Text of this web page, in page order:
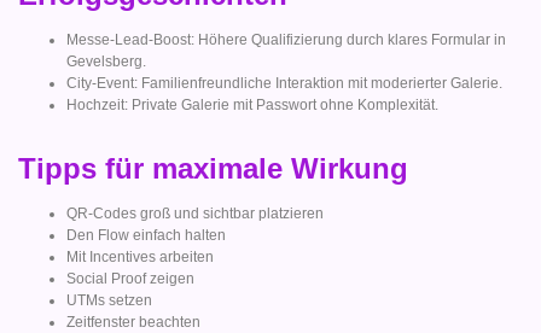
Messe-Lead-Boost: Höhere Qualifizierung durch klares Formular in
Gevelsberg.
City-Event: Familienfreundliche Interaktion mit moderierter Galerie.
Hochzeit: Private Galerie mit Passwort ohne Komplexität.
Tipps für maximale Wirkung
QR-Codes groß und sichtbar platzieren
Den Flow einfach halten
Mit Incentives arbeiten
Social Proof zeigen
UTMs setzen
Zeitfenster beachten